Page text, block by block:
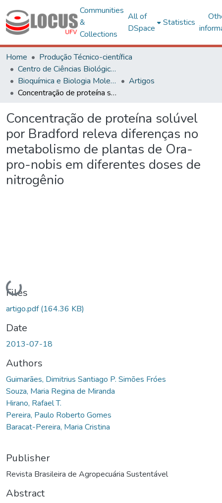
Communities
&
Collections
All of
DSpace
Statistics
Home
Produção Técnico-científica
Centro de Ciências Biológicas e da Saúde
Bioquímica e Biologia Molecular
Artigos
Concentração de proteína solúvel por Bradford releva diferenças no metabolismo de plantas de Ora-pro-nobis em diferentes doses de nitrogênio
Concentração de proteína solúvel
por Bradford releva diferenças no
metabolismo de plantas de Ora-
pro-nobis em diferentes doses de
nitrogênio
Loading...
Files
artigo.pdf(164.36 KB)
Date
2013-07-18
Authors
Guimarães, Dimitrius Santiago P. Simões Fróes
Souza, Maria Regina de Miranda
Hirano, Rafael T.
Pereira, Paulo Roberto Gomes
Baracat-Pereira, Maria Cristina
Publisher
Revista Brasileira de Agropecuária Sustentável
Abstract